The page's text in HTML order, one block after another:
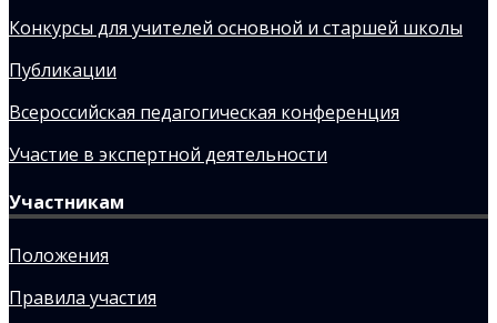
Конкурсы для учителей основной и старшей школы
Публикации
Всероссийская педагогическая конференция
Участие в экспертной деятельности
Участникам
Положения
Правила участия